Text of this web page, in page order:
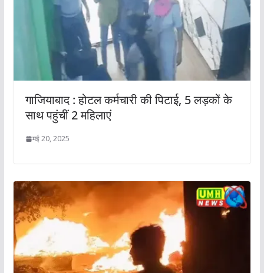
गाजियाबाद : होटल कर्मचारी की पिटाई, 5 लड़कों के
साथ पहुंचीं 2 महिलाएं
मई 20, 2025